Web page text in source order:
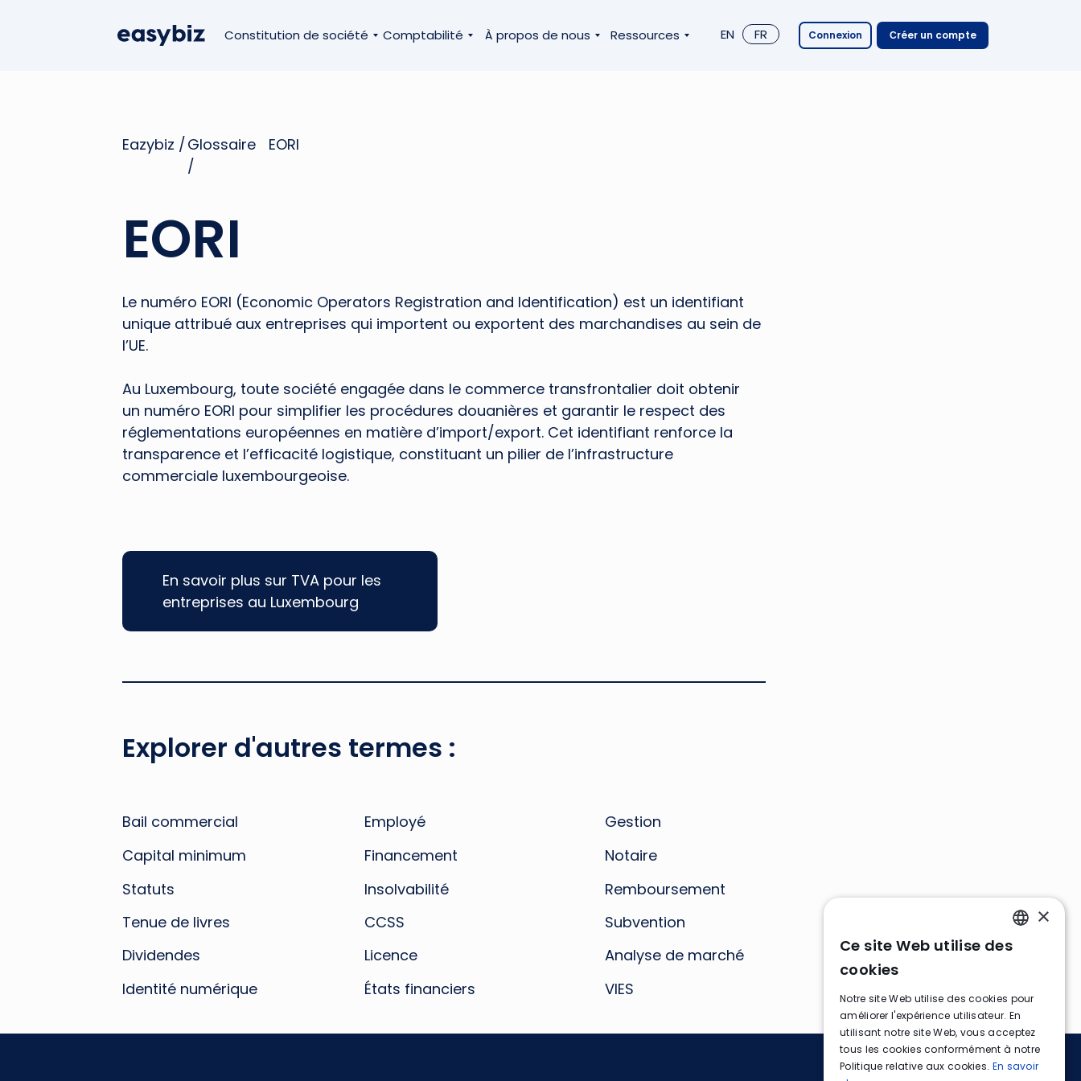
Constitution de société Connexion Сréer un compte
Comptabilité FR
EN
Ressources
À propos de nous
Glossaire
/
EORI
Eazybiz /
Le numéro EORI (Economic Operators Registration and Identification) est un identifiant
unique attribué aux entreprises qui importent ou exportent des marchandises au sein de
l’UE.
Au Luxembourg, toute société engagée dans le commerce transfrontalier doit obtenir
un numéro EORI pour simplifier les procédures douanières et garantir le respect des
réglementations européennes en matière d’import/export. Cet identifiant renforce la
transparence et l’efficacité logistique, constituant un pilier de l’infrastructure
commerciale luxembourgeoise.
EORI
En savoir plus sur TVA pour les
entreprises au Luxembourg
Tenue de livres
Dividendes
Identité numérique
Statuts
Financement
Capital minimum
Bail commercial
Licence
États financiers
CCSS
Insolvabilité
VIES
Analyse de marché
Subvention
Remboursement
Notaire
Gestion
Employé
Explorer d'autres termes :
ENGLISH
GERMAN
×
Ce site Web utilise des
cookies
Notre site Web utilise des cookies pour
améliorer l'expérience utilisateur. En
utilisant notre site Web, vous acceptez
tous les cookies conformément à notre
Politique relative aux cookies. En savoir